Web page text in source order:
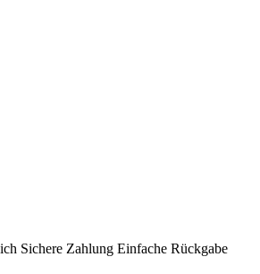
Sichere Zahlung Einfache Rückgabe